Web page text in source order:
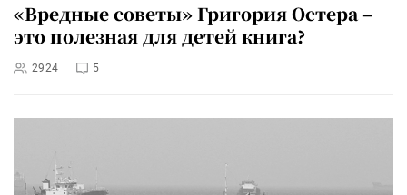
«Вредные советы» Григория Остера –
это полезная для детей книга?
2924 5